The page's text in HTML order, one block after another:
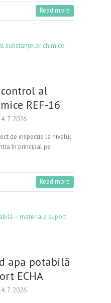
Read more
al
REF-16
7. 2026
de inspecție la nivelul
în principal pe
Read more
apa potabilă
ECHA
7. 2026